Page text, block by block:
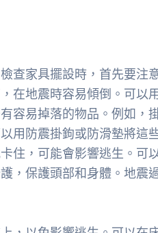
查家具擺設時，首先要注
在地震時容易傾倒。可以
容易掉落的物品。例如，
用防震掛鉤或防滑墊將這
住，可能會影響逃生。可
，保護頭部和身體。地震